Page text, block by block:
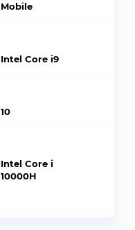
Mobile
Intel Core i9
10
Intel Core i
10000H